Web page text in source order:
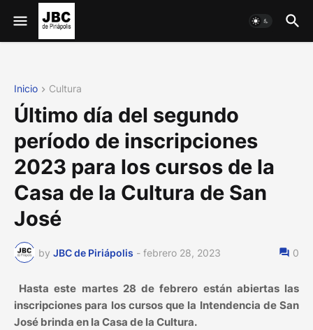
Inicio Cultura
Último día del segundo
período de inscripciones
2023 para los cursos de la
Casa de la Cultura de San
José
by JBC de Piriápolis - febrero 28, 2023 0
Hasta este martes 28 de febrero están abiertas las
inscripciones para los cursos que la Intendencia de San
José brinda en la Casa de la Cultura.